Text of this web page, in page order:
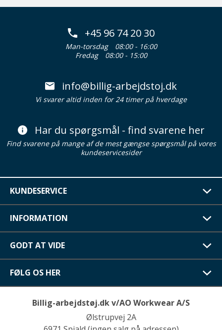
+45 96 74 20 30
Man-torsdag
08:00 - 16:00
Fredag
08:00 - 15:00
info@billig-arbejdstoj.dk
Vi svarer altid inden for 24 timer på hverdage
Har du spørgsmål - find svarene her
Find svarene på mange af de mest gængse spørgsmål på vores
kundeservicesider
KUNDESERVICE
INFORMATION
GODT AT VIDE
FØLG OS HER
Billig-arbejdstøj.dk v/AO Workwear A/S
Ølstrupvej 2A